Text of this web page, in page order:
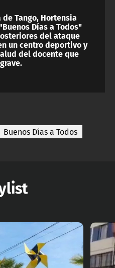
Tango, Hortensia
Días a Todos"
del ataque
un centro deportivo y
del docente que
Buenos Días a Todos